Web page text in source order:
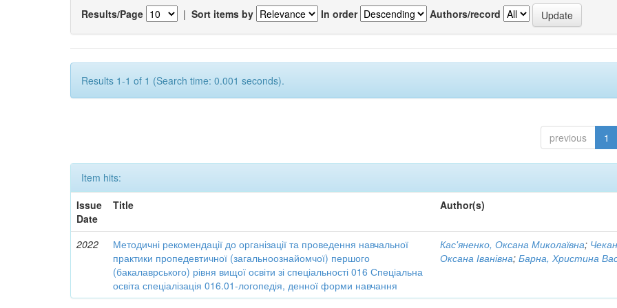
Results/Page | Sort items by In order Authors/record
Results 1-1 of 1 (Search time: 0.001 seconds).
previous 1
Item hits:
Issue
Date
Title Author(s)
2022
Методичні рекомендації до організації та проведення навчальної
практики пропедевтичної (загальноознайомчої) першого
(бакалаврського) рівня вищої освіти зі спеціальності 016 Спеціальна
освіта спеціалізація 016.01-логопедія, денної форми навчання
Кас'яненко, Оксана Миколаївна;
Оксана Іванівна;Барна, Христина